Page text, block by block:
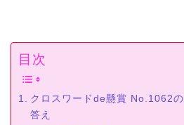
目次
クロスワードde懸賞 No.1062の
答え